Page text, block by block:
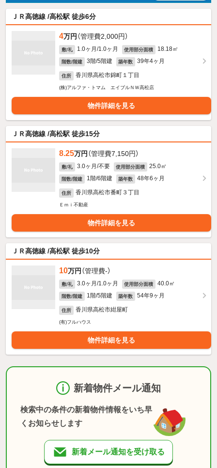
ＪＲ高徳線 /高松駅 徒歩6分
4万円 （管理費2,000円）
敷/礼 1.0ヶ月/1.0ヶ月 使用部分面積 18.18㎡
階数/階建 3階/5階建 築年数 39年4ヶ月
住所 香川県高松市錦町１丁目
(株)アルファ・トマム エイブルＮＷ高松店
物件詳細を見る
ＪＲ高徳線 /高松駅 徒歩15分
8.25万円 （管理費7,150円）
敷/礼 3.0ヶ月/不要 使用部分面積 25.0㎡
階数/階建 1階/6階建 築年数 48年6ヶ月
住所 香川県高松市番町３丁目
Ｅｍｉ不動産
物件詳細を見る
ＪＲ高徳線 /高松駅 徒歩10分
10万円 （管理費-）
敷/礼 3.0ヶ月/1.0ヶ月 使用部分面積 40.0㎡
階数/階建 1階/5階建 築年数 54年9ヶ月
住所 香川県高松市紺屋町
(有)フルハウス
物件詳細を見る
新着物件メール通知
検索中の条件の新着物件情報をいち早
くお知らせします
新着メール通知を受け取る